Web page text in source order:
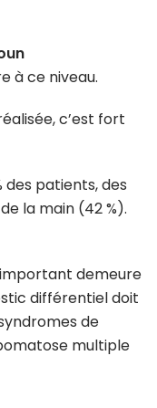
à ce niveau.
c’est fort
des patients, des
la main (42 %).
important demeure
différentiel doit
de
multiple